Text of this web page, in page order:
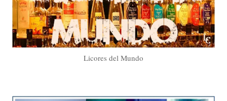
Licores del Mundo